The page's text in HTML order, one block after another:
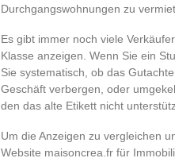
Durchgangswohnungen zu
Es gibt immer noch viele
Klasse anzeigen. Wenn Sie ein
Sie systematisch, ob das
Geschäft verbergen, oder
den das alte Etikett nicht
Um die Anzeigen zu vergleichen
Website maisoncrea.fr für